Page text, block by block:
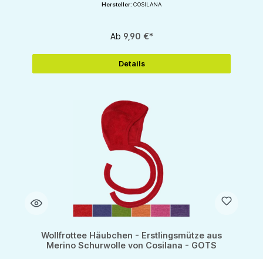
Hersteller: COSILANA
Ab 9,90 €*
Details
Wollfrottee Häubchen - Erstlingsmütze aus
Merino Schurwolle von Cosilana - GOTS